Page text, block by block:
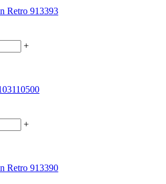
Retro 913393
+
+
Retro 913390